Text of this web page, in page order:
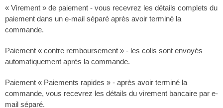
« Virement » de paiement - vous recevrez les détails complets du
paiement dans un e-mail séparé après avoir terminé la
commande.
Paiement « contre remboursement » - les colis sont envoyés
automatiquement après la commande.
Paiement « Paiements rapides » - après avoir terminé la
commande, vous recevrez les détails du virement bancaire par e-
mail séparé.